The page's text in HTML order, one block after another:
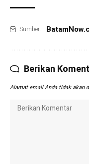
Sumber:
Berikan
Alamat email Anda tidak akan